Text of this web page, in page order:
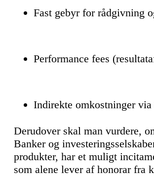
Fast gebyr for rådgivning
Performance fees
Indirekte omkostninger
Derudover skal man vurdere,
Banker og
produkter, har et muligt
som alene lever af honorar fra